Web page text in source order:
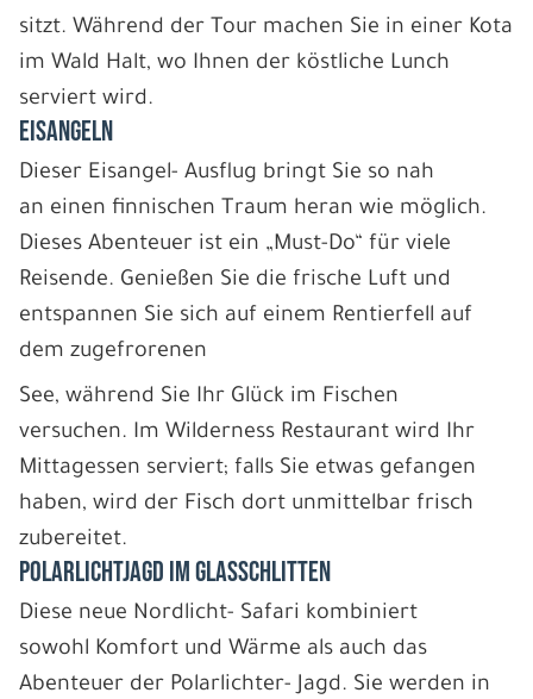
sitzt. Während der Tour machen Sie in einer Kota
im Wald Halt, wo Ihnen der köstliche Lunch
serviert wird.
EISANGELN
Dieser Eisangel- Ausflug bringt Sie so nah
an einen finnischen Traum heran wie möglich.
Dieses Abenteuer ist ein „Must-Do“ für viele
Reisende. Genießen Sie die frische Luft und
entspannen Sie sich auf einem Rentierfell auf
dem zugefrorenen
See, während Sie Ihr Glück im Fischen
versuchen. Im Wilderness Restaurant wird Ihr
Mittagessen serviert; falls Sie etwas gefangen
haben, wird der Fisch dort unmittelbar frisch
zubereitet.
POLARLICHTJAGD IM GLASSCHLITTEN
Diese neue Nordlicht- Safari kombiniert
sowohl Komfort und Wärme als auch das
Abenteuer der Polarlichter- Jagd. Sie werden in